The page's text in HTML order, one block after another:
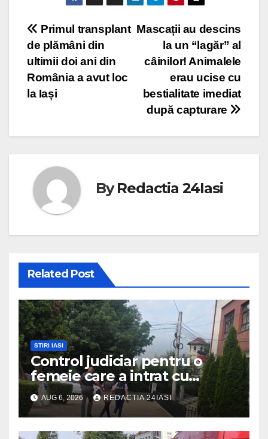
Post
navigation
Mascații au descins
la un “lagăr” al
câinilor! Animalele
erau ucise cu
bestialitate imediat
după capturare
Primul transplant
de plămâni din
ultimii doi ani din
România a avut loc
la Iași
ByRedactia 24Iasi
Related Post
STIRI IASI
Control judiciar pentru o
femeie care a intrat cu
mașina într-o turmă de oi
AUG 6, 2026 REDACTIA 24IASI